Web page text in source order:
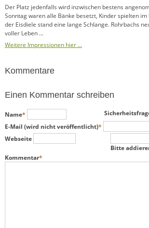
Der Platz jedenfalls wird inzwischen bestens
Sonntag waren alle Bänke besetzt, Kinder spielten im
der Eisdiele stand eine lange Schlange. Rohrbachs
voller Leben ...
Weitere Impressionen hier …
Kommentare
Einen Kommentar schreiben
Pflichtfeld
Name*
Pflichtfeld
E-Mail (wird nicht veröffentlicht)*
Webseite
Pflichtfeld
Bitte
Pflichtfeld
Kommentar*